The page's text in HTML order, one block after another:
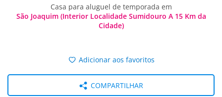
Casa para aluguel de temporada em
São Joaquim (Interior Localidade Sumidouro A 15 Km da
Cidade)
Adicionar aos favoritos
COMPARTILHAR